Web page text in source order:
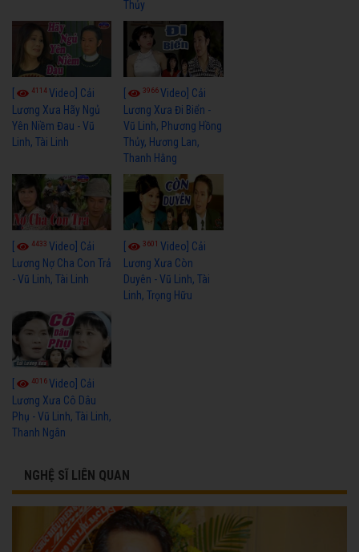
Thủy
4114Video] Cải
Lương Xưa Hãy Ngủ
Yên Niềm Đau - Vũ
Linh, Tài Linh
3966Video] Cải
Lương Xưa Đi Biển -
Vũ Linh, Phương Hồng
Thủy, Hương Lan,
Thanh Hằng
4433 Video] Cải
Lương Nợ Cha Con Trả
- Vũ Linh, Tài Linh
3601Video] Cải
Lương Xưa Còn
Duyên - Vũ Linh, Tài
Linh, Trọng Hữu
4016Video] Cải
Lương Xưa Cô Dâu
Phụ - Vũ Linh, Tài Linh,
Thanh Ngân
NGHỆ SĨ LIÊN QUAN